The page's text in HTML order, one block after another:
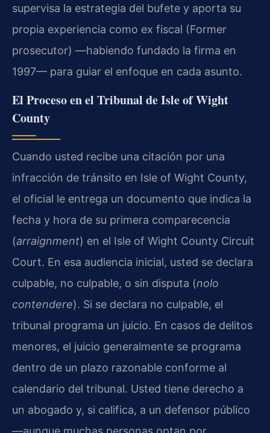
supervisa la estrategia del bufete y aporta su
propia experiencia como ex fiscal (Former
prosecutor) —habiendo fundado la firma en
1997— para guiar el enfoque en cada asunto.
El Proceso en el Tribunal de Isle of Wight
County
Cuando usted recibe una citación por una
infracción de tránsito en Isle of Wight County,
el oficial le entrega un documento que indica la
fecha y hora de su primera comparecencia
(arraignment) en el Isle of Wight County Circuit
Court. En esa audiencia inicial, usted se declara
culpable, no culpable, o sin disputa (nolo
contendere). Si se declara no culpable, el
tribunal programa un juicio. En casos de delitos
menores, el juicio generalmente se programa
dentro de un plazo razonable conforme al
calendario del tribunal. Usted tiene derecho a
un abogado y, si califica, a un defensor público